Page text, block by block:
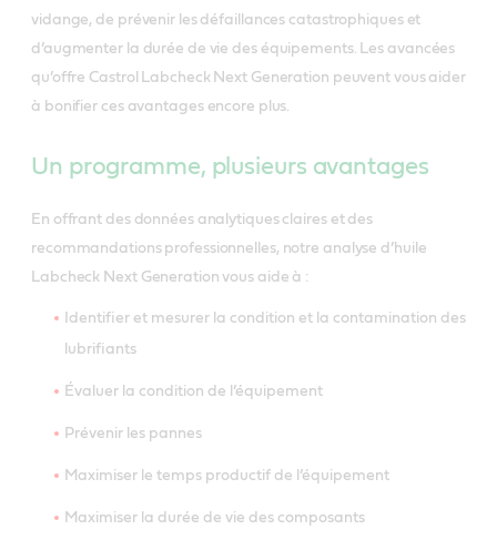
vidange, de prévenir les défaillances catastrophiques et
d’augmenter la durée de vie des équipements. Les avancées
qu’offre Castrol Labcheck Next Generation peuvent vous aider
à bonifier ces avantages encore plus.
Un programme, plusieurs avantages
En offrant des données analytiques claires et des
recommandations professionnelles, notre analyse d’huile
Labcheck Next Generation vous aide à :
Identifier et mesurer la condition et la contamination des
lubrifiants
Évaluer la condition de l’équipement
Prévenir les pannes
Maximiser le temps productif de l’équipement
Maximiser la durée de vie des composants